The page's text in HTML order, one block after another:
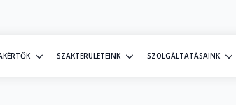
SZAKTERÜLETEINK SZOLGÁLTATÁSAINK